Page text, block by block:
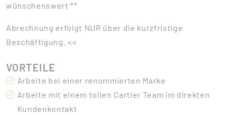
wünschenswert **
Abrechnung erfolgt NUR über die kurzfristige
Beschäftigung. <<
VORTEILE
Arbeite bei einer renommierten Marke
Arbeite mit einem tollen Cartier Team im direkten
Kundenkontakt